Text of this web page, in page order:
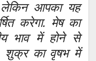
आपका यह
करेगा. मेष का
भाव में होने से
शुक्र का वृषभ में